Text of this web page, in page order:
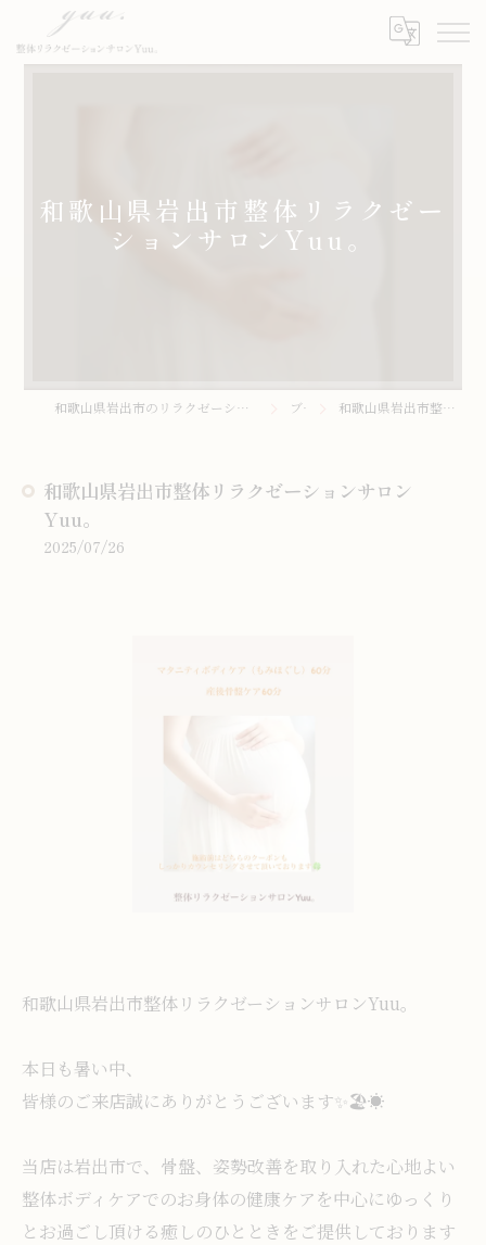
和歌山県岩出市整体リラクゼー
ションサロンYuu。
和歌山県岩出市のリラクゼーションサロンなら整体リラクゼーションサロンYuu。 ブログ 和歌山県岩出市整体リラクゼーションサロンYuu。
和歌山県岩出市整体リラクゼーションサロン
Yuu。
2025/07/26
和歌山県岩出市整体リラクゼーションサロンYuu。
本日も暑い中、
皆様のご来店誠にありがとうございます✨️🏖☀️
当店は岩出市で、骨盤、姿勢改善を取り入れた心地よい
整体ボディケアでのお身体の健康ケアを中心にゆっくり
とお過ごし頂ける癒しのひとときをご提供しております